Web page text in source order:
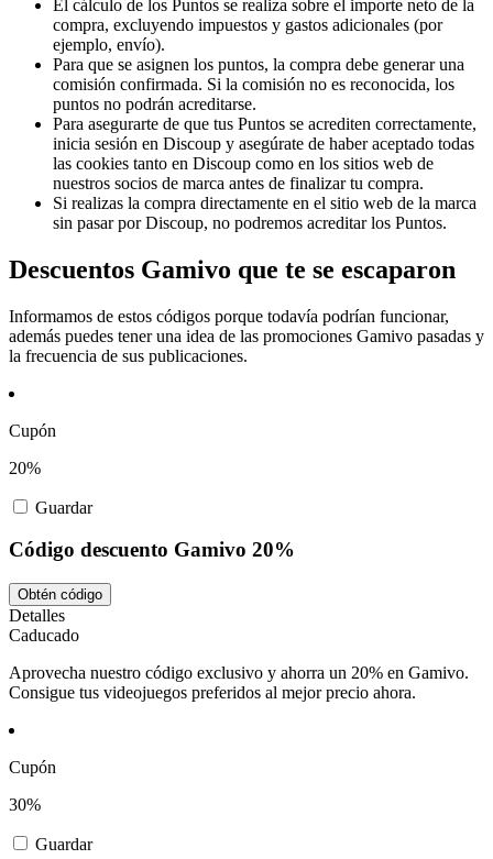
El cálculo de los Puntos se realiza sobre el importe neto de la
compra, excluyendo impuestos y gastos adicionales (por
ejemplo, envío).
Para que se asignen los puntos, la compra debe generar una
comisión confirmada. Si la comisión no es reconocida, los
puntos no podrán acreditarse.
Para asegurarte de que tus Puntos se acrediten correctamente,
inicia sesión en Discoup y asegúrate de haber aceptado todas
las cookies tanto en Discoup como en los sitios web de
nuestros socios de marca antes de finalizar tu compra.
Si realizas la compra directamente en el sitio web de la marca
sin pasar por Discoup, no podremos acreditar los Puntos.
Descuentos Gamivo que te se escaparon
Informamos de estos códigos porque todavía podrían funcionar,
además puedes tener una idea de las promociones Gamivo pasadas y
la frecuencia de sus publicaciones.
Cupón
20%
Guardar
Código descuento Gamivo 20%
Obtén código
Detalles
Caducado
Aprovecha nuestro código exclusivo y ahorra un 20% en Gamivo.
Consigue tus videojuegos preferidos al mejor precio ahora.
Cupón
30%
Guardar